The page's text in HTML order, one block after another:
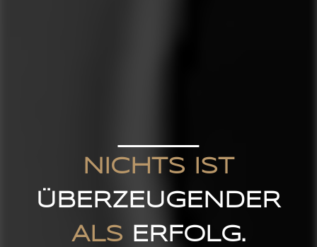
NICHTS IST
ÜBERZEUGENDER
ALS
ERFOLG.